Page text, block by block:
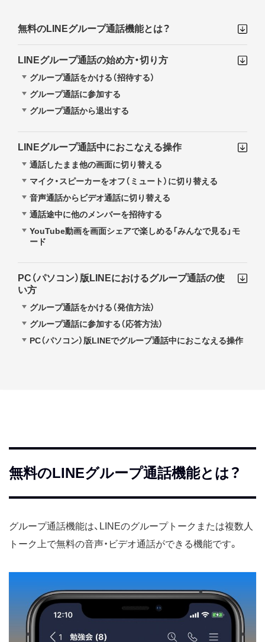
無料のLINEグループ通話機能とは？
LINEグループ通話の始め方・切り方
グループ通話をかける（招待する）
グループ通話に参加する
グループ通話から退出する
LINEグループ通話中におこなえる操作
通話したまま他の画面に切り替える
マイク・スピーカーをオフ（ミュート）に切り替える
音声通話からビデオ通話に切り替える
通話途中に他のメンバーを招待する
YouTube動画を画面シェアで楽しめる「みんなで見る」モ
ード
PC（パソコン）版LINEにおけるグループ通話の使
い方
グループ通話をかける（発信方法）
グループ通話に参加する（応答方法）
PC（パソコン）版LINEでグループ通話中におこなえる操作
無料のLINEグループ通話機能とは？
グループ通話機能は、LINEのグループトークまたは複数人
トーク上で無料の音声・ビデオ通話ができる機能です。